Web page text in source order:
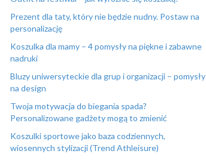
Prezent dla taty, który nie będzie nudny. Postaw na
personalizację
Koszulka dla mamy – 4 pomysły na piękne i zabawne
nadruki
Bluzy uniwersyteckie dla grup i organizacji – pomysły
na design
Twoja motywacja do biegania spada?
Personalizowane gadżety mogą to zmienić
Koszulki sportowe jako baza codziennych,
wiosennych stylizacji (Trend Athleisure)